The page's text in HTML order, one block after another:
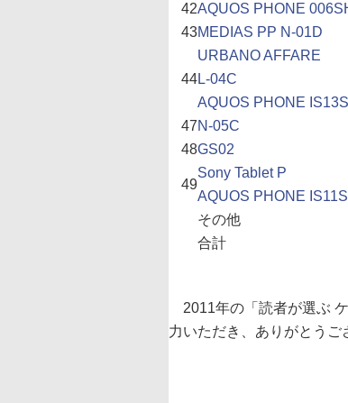
42AQUOS PHONE
43MEDIAS PP N-01D
44
URBANO AFFARE
L-04C
AQUOS PHONE
47N-05C
48GS02
49
Sony Tablet P
AQUOS PHONE
その他
合計
2011年の「読者が選ぶ
力いただき、ありがとうご